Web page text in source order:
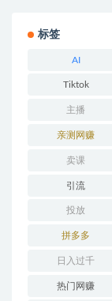
标签
AI
Tiktok
主播
亲测网赚
卖课
引流
投放
拼多多
日入过千
热门网赚